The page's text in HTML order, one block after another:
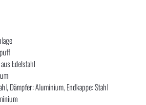
Edelstahl
Dämpfer: Aluminium, Endkappe: Stahl